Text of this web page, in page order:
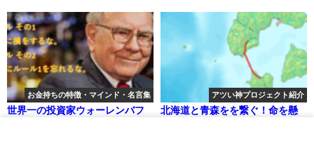
お金持ちの特徴・マインド・名言集
世界一の投資家ウォーレンバフ
アツい神プロジェクト紹介
北海道と青森をを繋ぐ！命を懸